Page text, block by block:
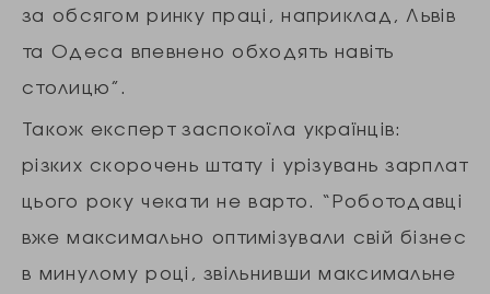
за обсягом ринку праці, наприклад, Львів
та Одеса впевнено обходять навіть
столицю”.
Також експерт заспокоїла українців:
різких скорочень штату і урізувань зарплат
цього року чекати не варто. “Роботодавці
вже максимально оптимізували свій бізнес
в минулому році, звільнивши максимальне